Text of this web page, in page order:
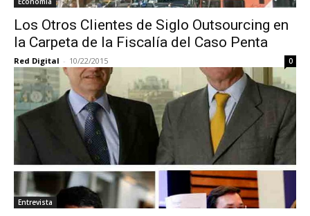
Los Otros Clientes de Siglo Outsourcing en
la Carpeta de la Fiscalía del Caso Penta
Red Digital - 10/22/2015 0
Entrevista